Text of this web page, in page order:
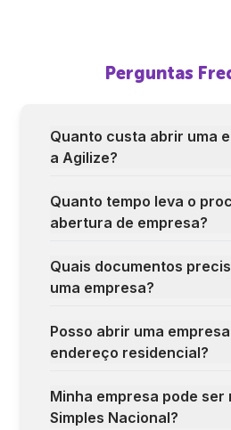
Perguntas
Quanto custa abrir uma
a Agilize?
Quanto tempo leva o
abertura de empresa?
Quais documentos
uma empresa?
Posso abrir uma
endereço residencial?
Minha empresa pode
Simples Nacional?